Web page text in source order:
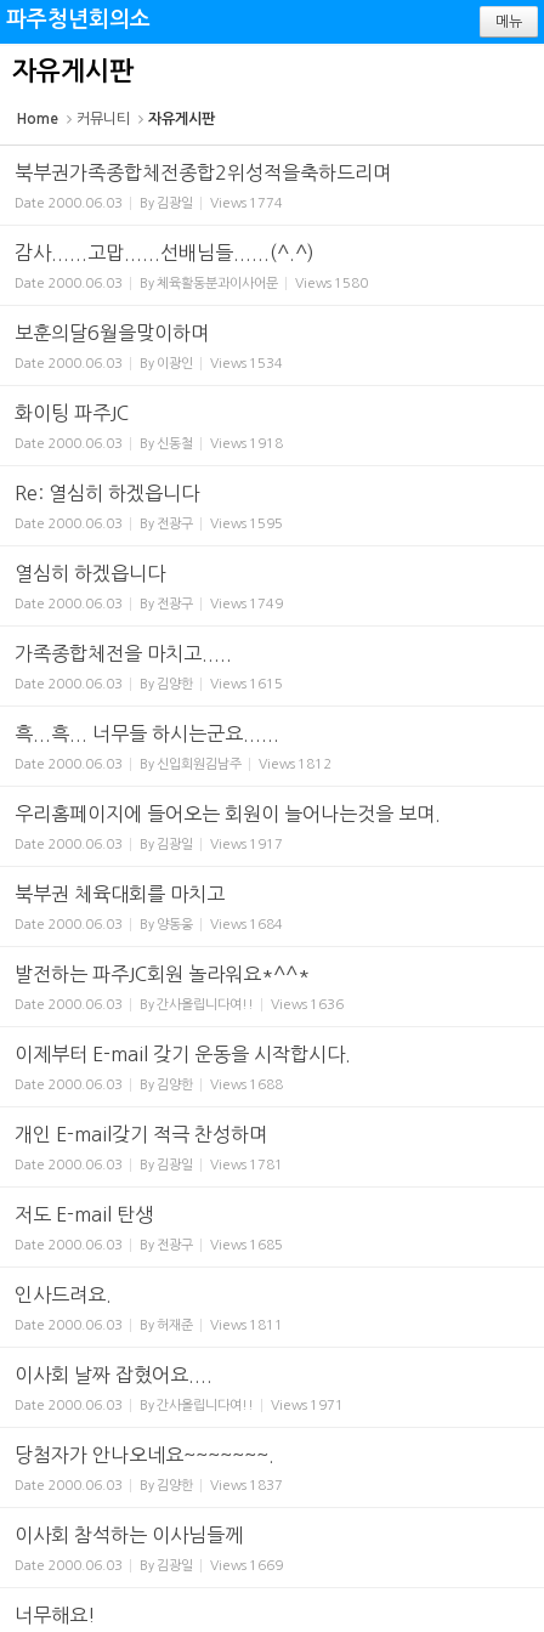
파주청년회의소 메뉴
자유게시판
Home 커뮤니티 자유게시판
북부권가족종합체전종합2위성적을축하드리며
Date 2000.06.03 By 김광일 Views 1774
감사......고맙......선배님들......(^.^)
Date 2000.06.03 By 체육활동분과이사어문 Views 1580
보훈의달6월을맞이하며
Date 2000.06.03 By 이광인 Views 1534
화이팅 파주JC
Date 2000.06.03 By 신동철 Views 1918
Re: 열심히 하겠읍니다
Date 2000.06.03 By 전광구 Views 1595
열심히 하겠읍니다
Date 2000.06.03 By 전광구 Views 1749
가족종합체전을 마치고.....
Date 2000.06.03 By 김양한 Views 1615
흑...흑... 너무들 하시는군요......
Date 2000.06.03 By 신입회원김남주 Views 1812
우리홈페이지에 들어오는 회원이 늘어나는것을 보며.
Date 2000.06.03 By 김광일 Views 1917
북부권 체육대회를 마치고
Date 2000.06.03 By 양동웅 Views 1684
발전하는 파주JC회원 놀라워요*^^*
Date 2000.06.03 By간사올립니다여!! Views 1636
이제부터 E-mail 갖기 운동을 시작합시다.
Date 2000.06.03 By 김양한 Views 1688
개인 E-mail갖기 적극 찬성하며
Date 2000.06.03 By 김광일 Views 1781
저도 E-mail 탄생
Date 2000.06.03 By 전광구 Views 1685
인사드려요.
Date 2000.06.03 By허재준 Views 1811
이사회 날짜 잡혔어요....
Date 2000.06.03 By간사올립니다여!! Views 1971
당첨자가 안나오네요~~~~~~~.
Date 2000.06.03 By 김양한 Views 1837
이사회 참석하는 이사님들께
Date 2000.06.03 By 김광일 Views 1669
너무해요!